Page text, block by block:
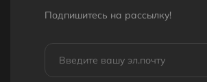
Подпишитесь на рассылкy!